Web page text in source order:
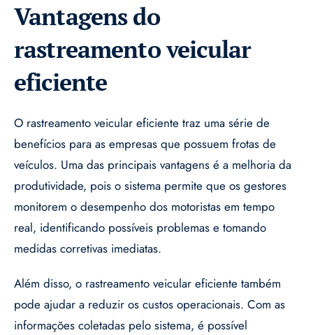
Vantagens do
rastreamento veicular
eficiente
O rastreamento veicular eficiente traz uma série de
benefícios para as empresas que possuem frotas de
veículos. Uma das principais vantagens é a melhoria da
produtividade, pois o sistema permite que os gestores
monitorem o desempenho dos motoristas em tempo
real, identificando possíveis problemas e tomando
medidas corretivas imediatas.
Além disso, o rastreamento veicular eficiente também
pode ajudar a reduzir os custos operacionais. Com as
informações coletadas pelo sistema, é possível